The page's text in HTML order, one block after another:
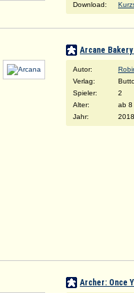
Download:
Arcane
Autor:
Verlag:
Spieler:
2
Alter:
ab 8
Jahr:
2018
Archer: Once